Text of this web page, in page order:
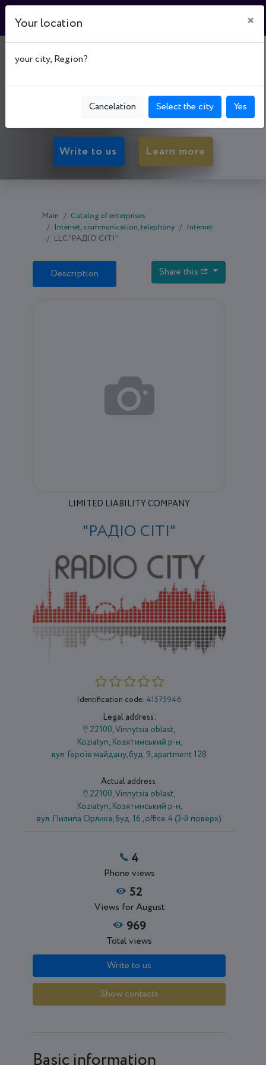
"РАДІО СІТІ"
р-н, вул. Пилипа Орлика, буд. 16, office 4 (3-й
поверх)
Write to us Learn more
Main
Catalog of enterprises
Internet, communication, telephony
Internet
LLC "РАДІО СІТІ"
Description Share this
LIMITED LIABILITY COMPANY
"РАДІО СІТІ"
Identification code: 41575946
Legal address:
22100, Vinnytsia oblast,
Koziatyn, Козятинський р-н,
вул. Героїв майдану, буд. 9, apartment 128
Actual address:
22100, Vinnytsia oblast,
Koziatyn, Козятинський р-н,
вул. Пилипа Орлика, буд. 16 , office 4 (3-й поверх)
4
Phone views
52
Views for August
969
Total views
Write to us
Show contacts
Your location ×
your city, Region?
Cancelation Select the city Yes